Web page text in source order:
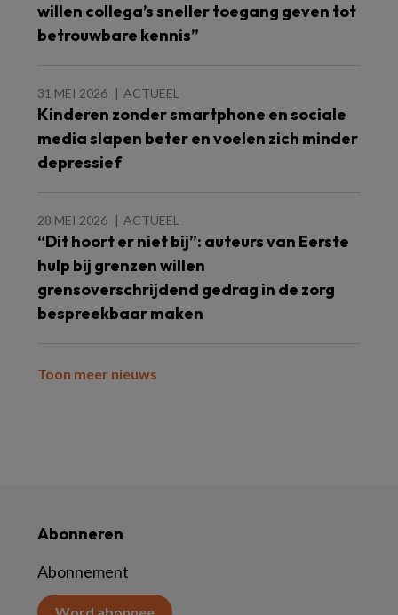
willen collega’s sneller toegang geven tot
betrouwbare kennis”
31 MEI 2026 ACTUEEL
Kinderen zonder smartphone en sociale
media slapen beter en voelen zich minder
depressief
28 MEI 2026 ACTUEEL
“Dit hoort er niet bij”: auteurs van Eerste
hulp bij grenzen willen
grensoverschrijdend gedrag in de zorg
bespreekbaar maken
Toon meer nieuws
Abonneren
Abonnement